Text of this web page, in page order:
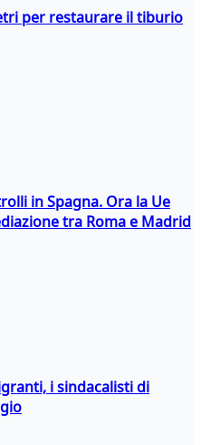
per restaurare il tiburio
in Spagna. Ora la Ue
tra Roma e Madrid
i sindacalisti di